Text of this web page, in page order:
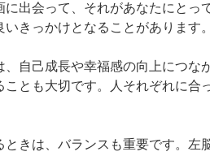
出会って、それがあなたにと
きっかけとなることがあります。
自己成長や幸福感の向上につ
ことも大切です。人それぞれに
ときは、バランスも重要です。